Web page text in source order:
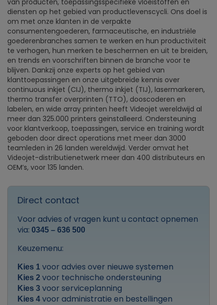
van producten, toepassingsspecifieke vloeistoffen en
diensten op het gebied van productlevenscycli. Ons doel is
om met onze klanten in de verpakte
consumentengoederen, farmaceutische, en industriële
goederenbranches samen te werken en hun productiviteit
te verhogen, hun merken te beschermen en uit te breiden,
en trends en voorschriften binnen de branche voor te
blijven. Dankzij onze experts op het gebied van
klanttoepassingen en onze uitgebreide kennis over
continuous inkjet (CIJ), thermo inkjet (TIJ), lasermarkeren,
thermo transfer overprinten (TTO), dooscoderen en
labelen, en wide array printen heeft Videojet wereldwijd al
meer dan 325.000 printers geïnstalleerd. Ondersteuning
voor klantverkoop, toepassingen, service en training wordt
geboden door direct operations met meer dan 3000
teamleden in 26 landen wereldwijd. Verder omvat het
Videojet-distributienetwerk meer dan 400 distributeurs en
OEM’s, voor 135 landen.
Direct contact
Voor advies of vragen kunt u contact opnemen
via: 0345 – 636 500
Keuzemenu:
Kies 1 voor advies over nieuwe systemen
Kies 2 voor technische ondersteuning
Kies 3 voor serviceplanning
Kies 4 voor administratie en bestellingen